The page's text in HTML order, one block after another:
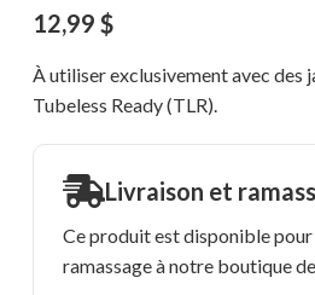
12,99 $
À utiliser exclusivement avec des
Tubeless Ready (TLR).
Livraison et
Ce produit est disponible
ramassage à notre boutique